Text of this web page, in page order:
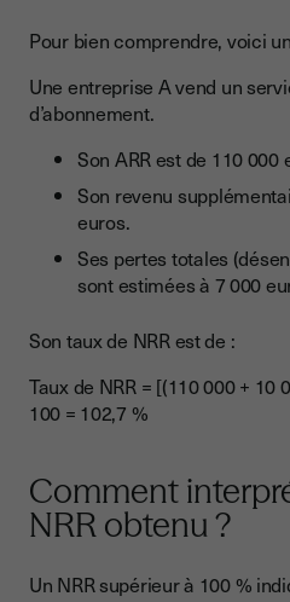
Pour bien comprendre, voici
Une entreprise A vend un
d’abonnement.
Son ARR est de 110 000
Son revenu
euros.
Ses pertes totales
sont estimées à 7 000
Son taux de NRR est de :
Taux de NRR = [(110 000 + 10
100 = 102,7 %
Comment
NRR obtenu ?
Un NRR supérieur à 100 %